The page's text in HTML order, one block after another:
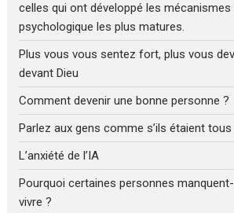
celles qui ont développé les
psychologique les plus matures.
Plus vous vous sentez fort, plus vous
devant Dieu
Comment devenir une bonne personne ?
Parlez aux gens comme s’ils étaient tous
L’anxiété de l’IA
Pourquoi certaines personnes
vivre ?